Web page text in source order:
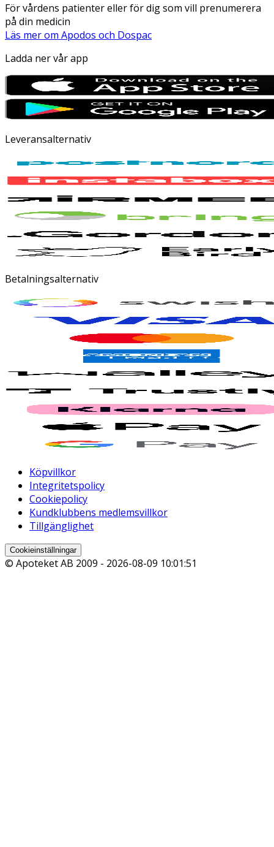
För vårdens patienter eller för dig som vill prenumerera
på din medicin
Läs mer om Apodos och Dospac
Ladda ner vår app
Leveransalternativ
Betalningsalternativ
Köpvillkor
Integritetspolicy
Cookiepolicy
Kundklubbens medlemsvillkor
Tillgänglighet
Cookieinställningar
© Apoteket AB 2009 - 2026-08-09 10:01:51